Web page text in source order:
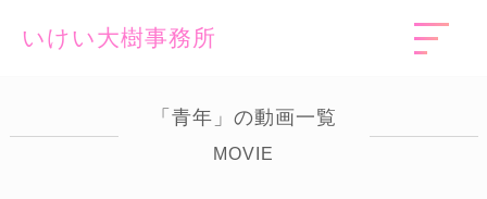
いけい大樹事務所
「青年」の動画一覧
MOVIE